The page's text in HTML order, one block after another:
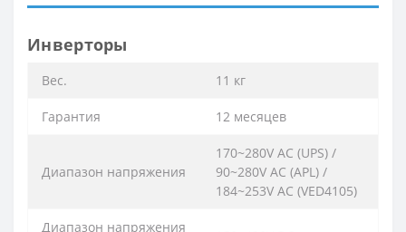
Инверторы
Вес. 11 кг
Гарантия 12 месяцев
Диапазон напряжения
170~280V AC (UPS) /
90~280V AC (APL) /
184~253V AC (VED4105)
Диапазон напряжения